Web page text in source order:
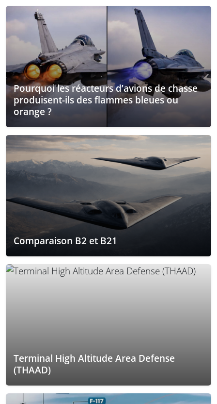
Pourquoi les réacteurs d’avions de chasse
produisent-ils des flammes bleues ou
orange ?
Comparaison B2 et B21
Terminal High Altitude Area Defense
(THAAD)